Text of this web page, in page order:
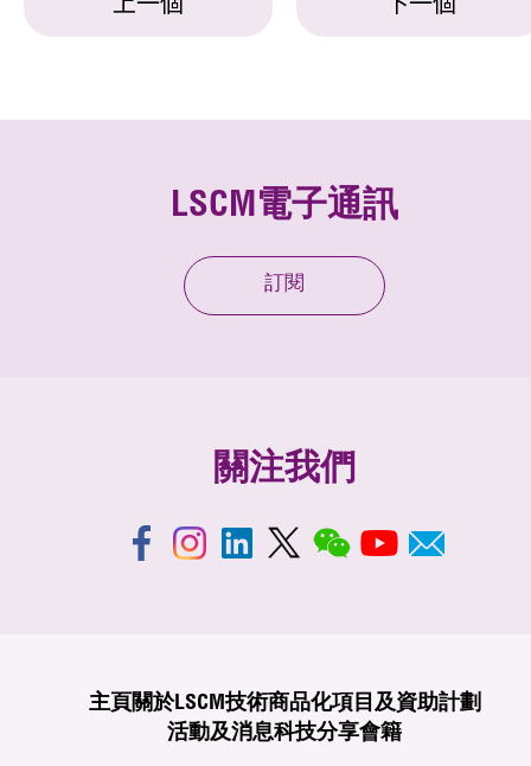
上一個 下一個
LSCM電子通訊
訂閱
關注我們
主頁 關於LSCM技術商品化項目及資助計劃
活動及消息科技分享會籍